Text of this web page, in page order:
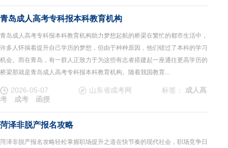
青岛成人高考专科报本科教育机构
青岛成人高考专科报本科教育机构助力梦想起航的桥梁在繁忙的都市生活中，
许多人怀揣着提升自己学历的梦想，但由于种种原因，他们错过了本科的学习
机会。而在青岛，有一群人正致力于为这些有志者搭建起一座通往更高学历的
桥梁那就是青岛成人高考专科报本科教育机构。随着我国教育...
2026-05-07 山东省成考网 标签：
成人高
考
成考 函授
菏泽非脱产报名攻略
菏泽非脱产报名攻略轻松掌握职场提升之道在快节奏的现代社会，职场竞争日